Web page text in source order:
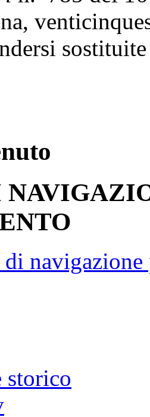
delle
n. 785 del 16
di